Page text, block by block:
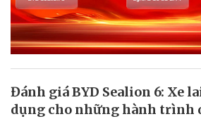
Đánh giá BYD Sealion 6: Xe
dụng cho những hành trình